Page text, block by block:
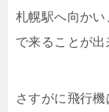
札幌駅へ向か
で来ることが出
さすがに飛行